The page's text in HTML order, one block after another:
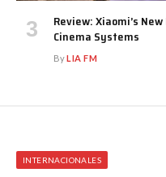
Review: Xiaomi’s
Cinema Systems
ByLIA FM
INTERNACIONALES